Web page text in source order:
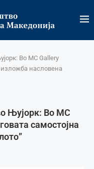
Во MC Gallery
изложба насловена
Њујорк: Во MC
самостојна